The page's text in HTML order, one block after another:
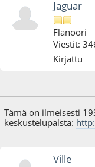
Jaguar
Flanööri
Viestit:
Kirjattu
Tämä on ilmeisesti
keskustelupalsta:
Ville